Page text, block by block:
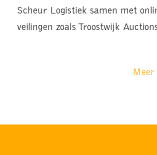
Scheur Logistiek samen met
veilingen zoals Troostwijk